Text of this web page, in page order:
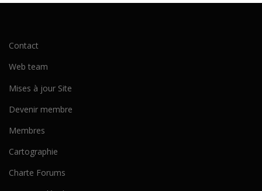
Contact
Web team
Mises à jour Site
Devenir membre
Membres
Cartographie
Charte Forums